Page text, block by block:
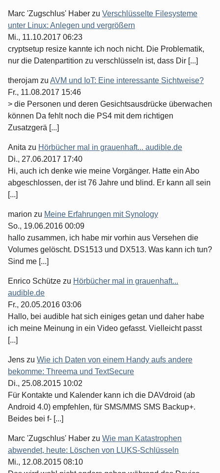
Marc 'Zugschlus' Haber zu Verschlüsselte Filesysteme
unter Linux: Anlegen und vergrößern
Mi., 11.10.2017 06:23
cryptsetup resize kannte ich noch nicht. Die Problematik,
nur die Datenpartition zu verschlüsseln ist, dass Dir [...]
therojam zu AVM und IoT: Eine interessante Sichtweise?
Fr., 11.08.2017 15:46
> die Personen und deren Gesichtsausdrücke überwachen
können Da fehlt noch die PS4 mit dem richtigen
Zusatzgerä [...]
Anita zu Hörbücher mal in grauenhaft... audible.de
Di., 27.06.2017 17:40
Hi, auch ich denke wie meine Vorgänger. Hatte ein Abo
abgeschlossen, der ist 76 Jahre und blind. Er kann all sein
[...]
marion zu Meine Erfahrungen mit Synology
So., 19.06.2016 00:09
hallo zusammen, ich habe mir vorhin aus Versehen die
Volumes gelöscht. DS1513 und DX513. Was kann ich tun?
Sind me [...]
Enrico Schütze zu Hörbücher mal in grauenhaft...
audible.de
Fr., 20.05.2016 03:06
Hallo, bei audible hat sich einiges getan und daher habe
ich meine Meinung in ein Video gefasst. Vielleicht passt
[...]
Jens zu Wie ich Daten von einem Handy aufs andere
bekomme: Threema und TextSecure
Di., 25.08.2015 10:02
Für Kontakte und Kalender kann ich die DAVdroid (ab
Android 4.0) empfehlen, für SMS/MMS SMS Backup+.
Beides bei f- [...]
Marc 'Zugschlus' Haber zu Wie man Katastrophen
abwendet, heute: Löschen von LUKS-Schlüsseln
Mi., 12.08.2015 08:10